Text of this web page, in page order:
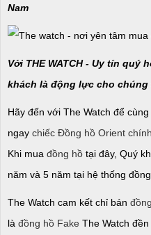
Nam
Với THE WATCH - Uy tín
khách là động lực cho
Hãy đến với The Watch để
ngay chiếc Đồng hồ Orient
Khi mua đồng hồ tại đây, Quý
năm và 5 năm tại hệ thống
The Watch cam kết chỉ bán
là đồng hồ Fake The Watch